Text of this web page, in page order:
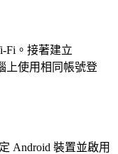
Fi。接著建立
上使用相同帳號登
Android 裝置並啟用